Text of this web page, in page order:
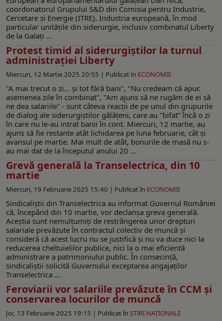
coordonatorul Grupului S&D din Comisia pentru Industrie,
Cercetare și Energie (ITRE). Industria europeană, în mod
particular unitățile din siderurgie, inclusiv combinatul Liberty
de la Galați ...
Protest timid al siderurgiștilor la turnul
administrației Liberty
Miercuri, 12 Martie 2025 20:55 | Publicat în ECONOMIE
"A mai trecut o zi... și tot fără bani", "Nu credeam că apuc
asemenea zile în combinat", "Am ajuns să ne rugăm de ei să
ne dea salariile" - sunt câteva reacții de pe unul din grupurile
de dialog ale siderurgiștilor gălățeni, care au "bifat” încă o zi
în care nu le-au intrat banii în cont. Miercuri, 12 martie, au
ajuns să fie restante atât lichidarea pe luna februarie, cât și
avansul pe martie. Mai mult de atât, bonurile de masă nu s-
au mai dat de la începutul anului 20 ...
Grevă generală la Transelectrica, din 10
martie
Miercuri, 19 Februarie 2025 15:40 | Publicat în ECONOMIE
Sindicaliștii din Transelectrica au informat Guvernul României
că, începând din 10 martie, vor declanșa greva generală.
Aceștia sunt nemulțumiţi de restrângerea unor drepturi
salariale prevăzute în contractul colectiv de muncă și
consideră că acest lucru nu se justifică și nu va duce nici la
reducerea cheltuielilor publice, nici la o mai eficientă
administrare a patrimoniului public. În consecință,
sindicaliștii solicită Guvernului exceptarea angajaților
Transelectrica ...
Feroviarii vor salariile prevăzute în CCM și
conservarea locurilor de muncă
Joi, 13 Februarie 2025 19:15 | Publicat în ŞTIRI NAŢIONALE